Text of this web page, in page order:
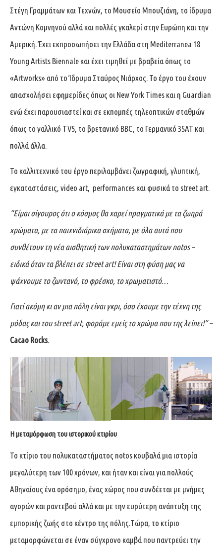
Στέγη Γραμμάτων και Τεχνών, το Μουσείο Μπουζιάνη, το ίδρυμα
Αντώνη Κομνηνού αλλά και πολλές γκαλερί στην Ευρώπη και την
Αμερική. Έχει εκπροσωπήσει την Ελλάδα στη Mediterranea 18
Young Artists Biennale και έχει τιμηθεί με βραβεία όπως το
«Artworks» από το Ίδρυμα Σταύρος Νιάρχος. Το έργο του έχουν
απασχολήσει εφημερίδες όπως οι New York Times και η Guardian
ενώ έχει παρουσιαστεί και σε εκπομπές τηλεοπτικών σταθμών
όπως το γαλλικό TV5, το βρετανικό BBC, το Γερμανικό 3SAT και
πολλά άλλα.
Το καλλιτεχνικό του έργο περιλαμβάνει ζωγραφική, γλυπτική,
εγκαταστάσεις, video art, performances και φυσικά το street art.
“Είμαι σίγουρος ότι ο κόσμος θα χαρεί πραγματικά με τα ζωηρά
χρώματα, με τα παιχνιδιάρικα σχήματα, με όλα αυτά που
συνθέτουν τη νέα αισθητική των πολυκαταστημάτωνnotos –
ειδικά όταν τα βλέπει σε street art! Είναι στη φύση μας να
ψάχνουμε το ζωντανό, το φρέσκο, το χρωματιστό…
Γιατί ακόμη κι αν μια πόλη είναι γκρι, όσο έχουμε την τέχνη της
μόδας και του street art, φοράμε εμείς το χρώμα που της λείπει!” –
Cacao Rocks.
Η μεταμόρφωση του ιστορικού κτιρίου
Το κτίριο του πολυκαταστήματος notos κουβαλά μια ιστορία
μεγαλύτερη των 100 χρόνων, και ήταν και είναι για πολλούς
Αθηναίους ένα ορόσημο, ένας χώρος που συνδέεται με μνήμες
αγορών και ραντεβού αλλά και με την ευρύτερη ανάπτυξη της
εμπορικής ζωής στο κέντρο της πόλης.Τώρα, το κτίριο
μεταμορφώνεται σε έναν σύγχρονο καμβά που παντρεύει την